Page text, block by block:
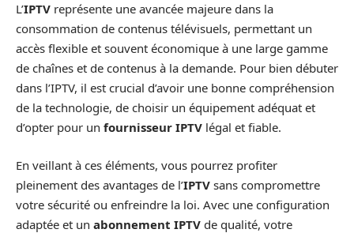
L’IPTV représente une avancée majeure dans la
consommation de contenus télévisuels, permettant un
accès flexible et souvent économique à une large gamme
de chaînes et de contenus à la demande. Pour bien débuter
dans l’IPTV, il est crucial d’avoir une bonne compréhension
de la technologie, de choisir un équipement adéquat et
d’opter pour un fournisseur IPTV légal et fiable.
En veillant à ces éléments, vous pourrez profiter
pleinement des avantages de l’IPTV sans compromettre
votre sécurité ou enfreindre la loi. Avec une configuration
adaptée et un abonnement IPTV de qualité, votre